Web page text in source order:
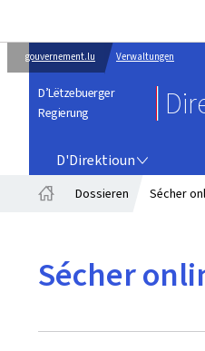
gouvernement.lu Verwaltungen
D’Lëtzebuerger
Regierung
D'Direktioun
Dossieren Sécher
Sécher